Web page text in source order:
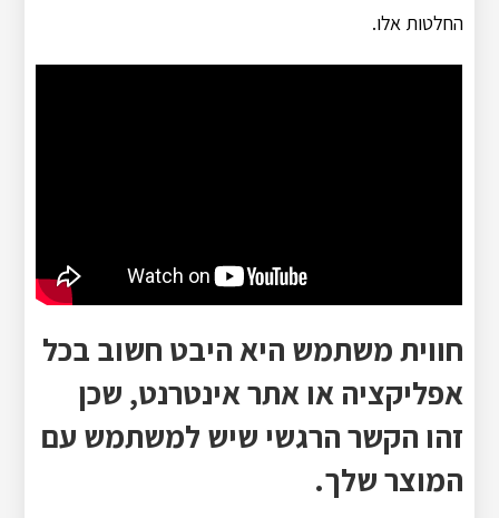
החלטות אלו.
חווית משתמש היא היבט חשוב בכל
אפליקציה או אתר אינטרנט, שכן
זהו הקשר הרגשי שיש למשתמש עם
המוצר שלך.